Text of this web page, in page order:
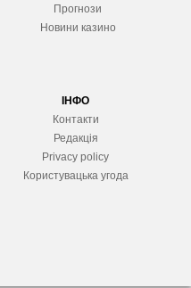
Прогнози
Новини казино
ІНФО
Контакти
Редакція
Privacy policy
Користувацька угода